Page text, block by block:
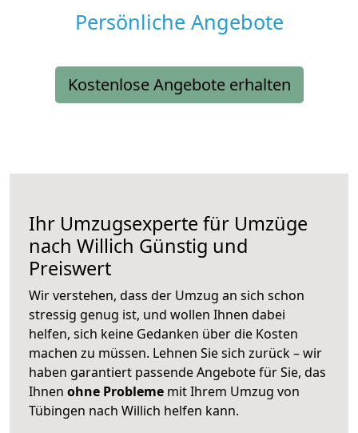
Persönliche Angebote
Kostenlose Angebote erhalten
Ihr Umzugsexperte für Umzüge
nach Willich Günstig und
Preiswert
Wir verstehen, dass der Umzug an sich schon
stressig genug ist, und wollen Ihnen dabei
helfen, sich keine Gedanken über die Kosten
machen zu müssen. Lehnen Sie sich zurück – wir
haben garantiert passende Angebote für Sie, das
Ihnen ohne Probleme mit Ihrem Umzug von
Tübingen nach Willich helfen kann.